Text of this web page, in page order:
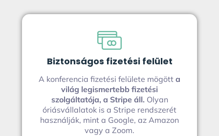
Biztonságos fizetési felület
A konferencia fizetési felülete mögött a
világ legismertebb fizetési
szolgáltatója, a Stripe áll. Olyan
óriásvállalatok is a Stripe rendszerét
használják, mint a Google, az Amazon
vagy a Zoom.